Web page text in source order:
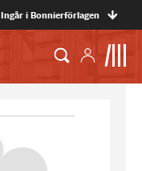
Ingår i Bonnierförlagen